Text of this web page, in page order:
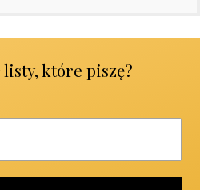
listy, które piszę?